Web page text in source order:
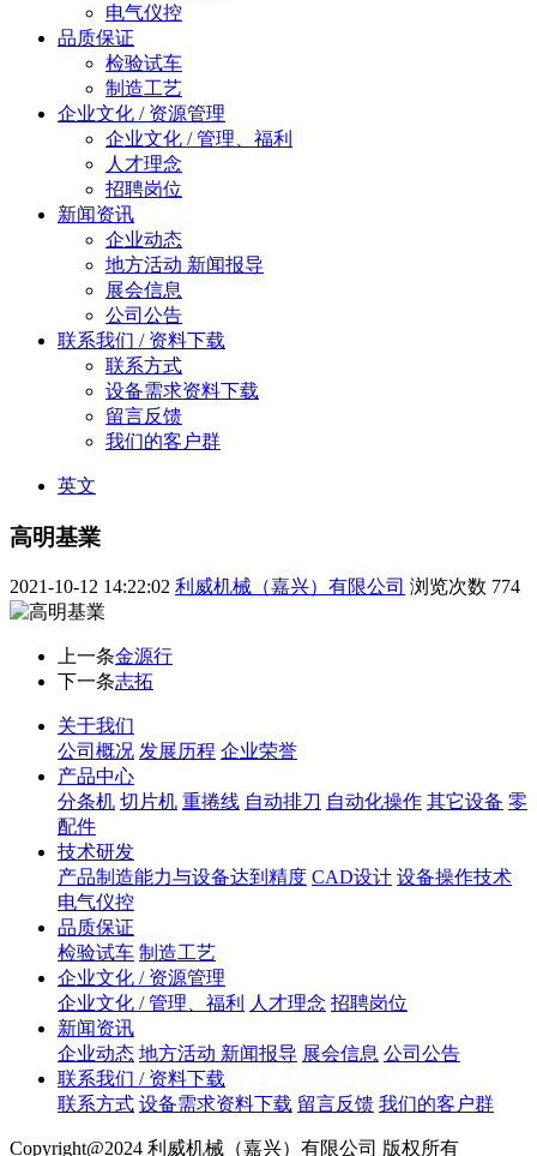
电气仪控
品质保证
检验试车
制造工艺
企业文化 / 资源管理
企业文化 / 管理、福利
人才理念
招聘岗位
新闻资讯
企业动态
地方活动 新闻报导
展会信息
公司公告
联系我们 / 资料下载
联系方式
设备需求资料下载
留言反馈
我们的客户群
英文
高明基業
2021-10-12 14:22:02 利威机械（嘉兴）有限公司 浏览次数 774
上一条金源行
下一条志拓
关于我们
公司概况 发展历程 企业荣誉
产品中心
分条机 切片机 重捲线 自动排刀 自动化操作 其它设备 零
配件
技术研发
产品制造能力与设备达到精度 CAD设计 设备操作技术
电气仪控
品质保证
检验试车 制造工艺
企业文化 / 资源管理
企业文化 / 管理、福利
人才理念 招聘岗位
新闻资讯
企业动态 地方活动 新闻报导 展会信息 公司公告
联系我们 / 资料下载
联系方式 设备需求资料下载 留言反馈 我们的客户群
Copyright@2024 利威机械（嘉兴）有限公司 版权所有